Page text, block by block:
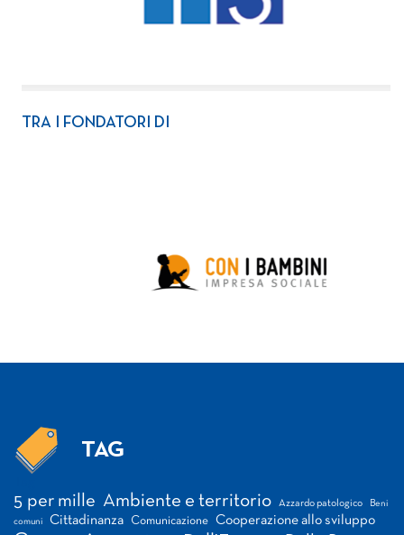
TRA I FONDATORI DI
TAG
5 per mille Ambiente e territorio Azzardo patologico Beni
comuni Cittadinanza Comunicazione Cooperazione allo sviluppo